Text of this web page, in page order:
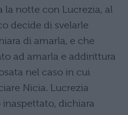
la notte con Lucrezia, al
decide di svelarle
di amarla, e che
ad amarla e addirittura
nel caso in cui
Nicia. Lucrezia
dichiara